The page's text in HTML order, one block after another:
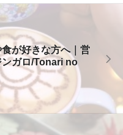
食が好きな方へ｜営
ンガロ/Tonari no